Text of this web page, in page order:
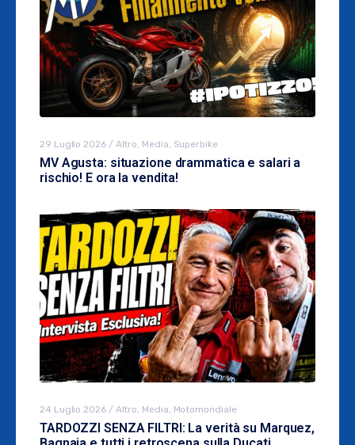
29 Luglio 2026 / Altro, Media, Superbike
MV Agusta: situazione drammatica e salari a
rischio! E ora la vendita!
24 Luglio 2026 / Altro, Media, Motomondiale
TARDOZZI SENZA FILTRI: La verità su Marquez,